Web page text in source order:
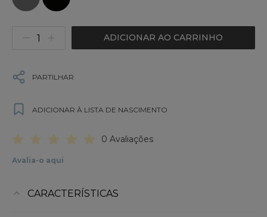
ADICIONAR AO CARRINHO
PARTILHAR
ADICIONAR À LISTA DE NASCIMENTO
0 Avaliações
Avalia-o aqui
CARACTERÍSTICAS